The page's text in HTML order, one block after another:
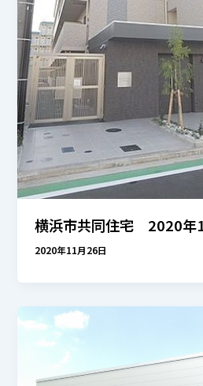
横浜市共同住宅 2020年
2020年11月26日